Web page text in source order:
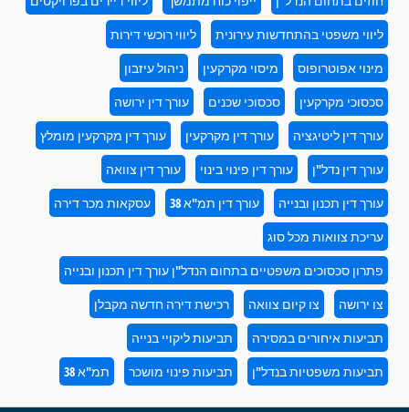
ליווי משפטי בהתחדשות עירונית
ליווי רוכשי דירות
מינוי אפוטרופוס
מיסוי מקרקעין
ניהול עיזבון
סכסוכי מקרקעין
סכסוכי שכנים
עורך דין ירושה
עורך דין ליטיגציה
עורך דין מקרקעין
עורך דין מקרקעין מומלץ
עורך דין נדל"ן
עורך דין פינוי בינוי
עורך דין צוואה
עורך דין תכנון ובנייה
עורך דין תמ"א 38
עסקאות מכר דירה
עריכת צוואות מכל סוג
פתרון סכסוכים משפטיים בתחום הנדל"ן עורך דין תכנון ובנייה
צו ירושה
צו קיום צוואה
רכישת דירה חדשה מקבלן
תביעות איחורים במסירה
תביעות ליקויי בנייה
תביעות משפטיות בנדל"ן
תביעות פינוי מושכר תמ"א 38